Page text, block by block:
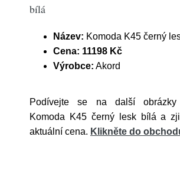
bílá
Název: Komoda K45 černý
Cena: 11198 Kč
Výrobce: Akord
Podívejte se na další
Komoda K45 černý lesk bílá a
aktuální cena. Klikněte do